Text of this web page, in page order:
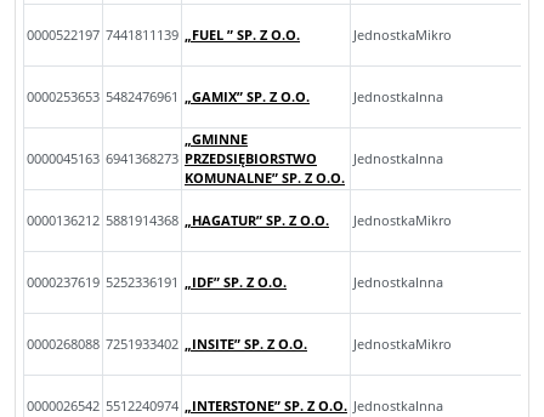
0000522197 7441811139 „FUEL ” SP. Z O.O. JednostkaMikro
0000253653 5482476961 „GAMIX” SP. Z O.O. JednostkaInna
0000045163 6941368273
„GMINNE
PRZEDSIĘBIORSTWO
KOMUNALNE” SP. Z O.O.
JednostkaInna
0000136212 5881914368 „HAGATUR” SP. Z O.O. JednostkaMikro
0000237619 5252336191 „IDF” SP. Z O.O. JednostkaInna
0000268088 7251933402 „INSITE” SP. Z O.O. JednostkaMikro
0000026542 5512240974 „INTERSTONE” SP. Z O.O. JednostkaInna